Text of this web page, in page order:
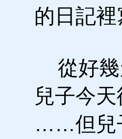
的日記裡
從好幾
兒子今
……但兒